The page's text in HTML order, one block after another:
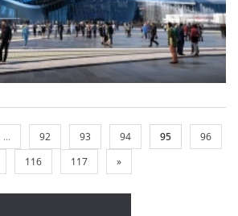
... 92 93 94 95
96
116 117 »